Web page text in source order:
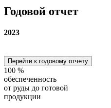
Годовой отчет
2023
Перейти к годовому отчету
100 %
обеспеченность
от руды до готовой
продукции